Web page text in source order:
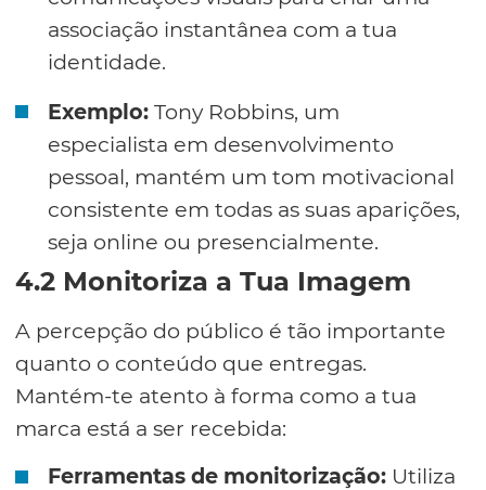
associação instantânea com a tua
identidade.
Exemplo: Tony Robbins, um
especialista em desenvolvimento
pessoal, mantém um tom motivacional
consistente em todas as suas aparições,
seja online ou presencialmente.
4.2 Monitoriza a Tua Imagem
A percepção do público é tão importante
quanto o conteúdo que entregas.
Mantém-te atento à forma como a tua
marca está a ser recebida:
Ferramentas de monitorização: Utiliza